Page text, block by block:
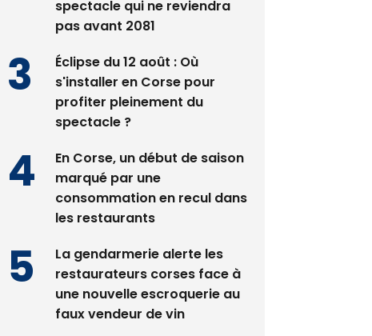
aux premières loges d'un
pas avant 2081
Éclipse du 12 août : Où
s'installer en Corse pour
spectacle ?
En Corse, un début de saison
marqué par une
les restaurants
La gendarmerie alerte les
restaurateurs corses face à